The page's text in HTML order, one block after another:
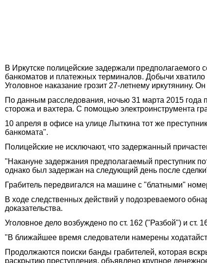
В Иркутске полицейские задержали
банкоматов и платежных терминалов. Добычи
Уголовное наказание грозит 27-летнему
По данным расследования, ночью 31 марта 2015 года
сторожа и вахтера. С помощью электроинструмента
10 апреля в офисе на улице Лыткина тот же
банкомата".
Полицейские не исключают, что задержанный
"Накануне задержания предполагаемый преступник
однако был задержан на следующий день после
Грабитель передвигался на машине с "блатными"
В ходе следственных действий у подозреваемого
доказательства.
Уголовное дело возбуждено по ст. 162 ("Разбой") и ст.
"В ближайшее время следователи намерены
Продолжаются поиски банды грабителей, которая
раскрытию преступления, объявлено крупное